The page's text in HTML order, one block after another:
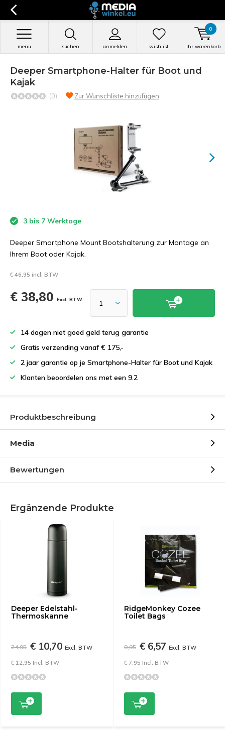
suchen anmelden
menu wishlist ihr warenkorb
0
Deeper Smartphone-Halter für Boot und
Kajak
(0) Zur Wunschliste hinzufügen
3 bis 7 Werktage
Deeper Smartphone Mount Bootshalterung zur Montage an
Ihrem Boot oder Kajak.
€ 46,95 incl. BTW
€ 38,80 Excl. BTW
14 dagen niet goed geld terug garantie
Gratis verzending vanaf € 175,-
2 jaar garantie op je Smartphone-Halter für Boot und Kajak
Klanten beoordelen ons met een 9.2
Produktbeschreibung
Media
Bewertungen
Ergänzende Produkte
Deeper Edelstahl-
Thermoskanne
24,95 € 10,70 Excl. BTW
€ 12,95 Incl. BTW
RidgeMonkey Cozee
Toilet Bags
9,95 € 6,57 Excl. BTW
€ 7,95 Incl. BTW